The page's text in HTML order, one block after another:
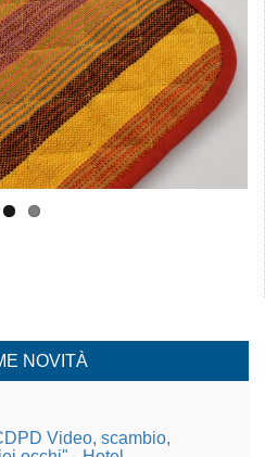
NOVITÀ
Video, scambio,